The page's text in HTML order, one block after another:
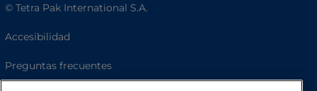
© Tetra Pak International S.A.
Accesibilidad
Preguntas frecuentes